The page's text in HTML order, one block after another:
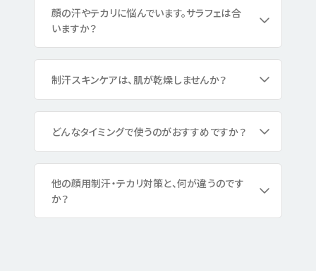
顔の汗やテカリに悩んでいます。サラフェは合
いますか？
制汗スキンケアは、肌が乾燥しませんか？
どんなタイミングで使うのがおすすめですか？
他の顔用制汗・テカリ対策と、何が違うのです
か？